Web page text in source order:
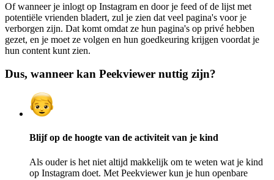
Of wanneer je inlogt op Instagram en door je feed of de lijst met
potentiële vrienden bladert, zul je zien dat veel pagina's voor je
verborgen zijn. Dat komt omdat ze hun pagina's op privé hebben
gezet, en je moet ze volgen en hun goedkeuring krijgen voordat je
hun content kunt zien.
Dus, wanneer kan Peekviewer nuttig zijn?
Blijf op de hoogte van de activiteit van je kind
Als ouder is het niet altijd makkelijk om te weten wat je kind
op Instagram doet. Met Peekviewer kun je hun openbare